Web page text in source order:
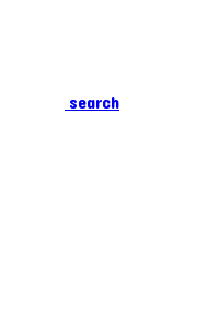
search